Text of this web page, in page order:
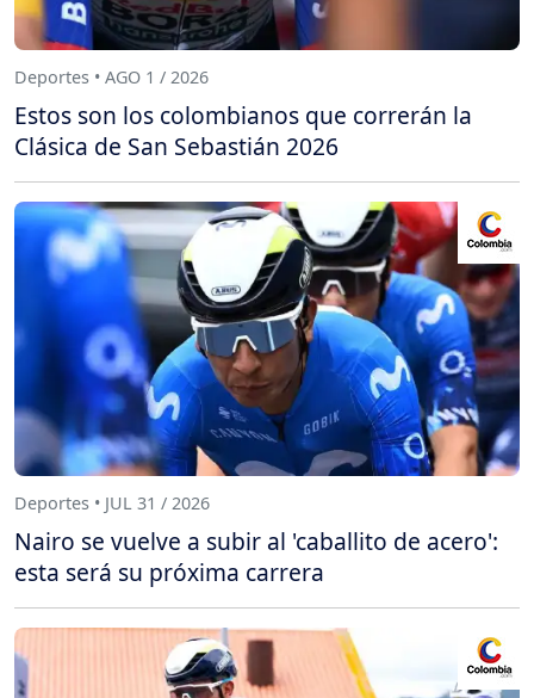
Deportes • AGO 1 / 2026
Estos son los colombianos que correrán la
Clásica de San Sebastián 2026
Deportes • JUL 31 / 2026
Nairo se vuelve a subir al 'caballito de acero':
esta será su próxima carrera